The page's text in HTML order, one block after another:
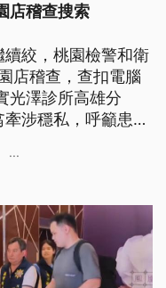
店稽查搜索
絞，桃園檢警和衛
店稽查，查扣電腦
光澤診所高雄分
涉穩私，呼籲患者
所欲佇診療空間錄
為台語文）
...